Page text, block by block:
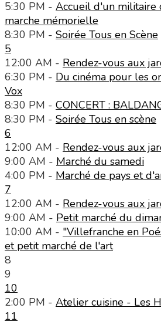
5:30 PM - Accueil d'un militaire
marche mémorielle
8:30 PM - Soirée Tous en Scène
5
12:00 AM - Rendez-vous aux
6:30 PM - Du cinéma pour les
Vox
8:30 PM - CONCERT :
8:30 PM - Soirée Tous en scène
6
12:00 AM - Rendez-vous aux
9:00 AM - Marché du samedi
4:00 PM - Marché de pays et
7
12:00 AM - Rendez-vous aux
9:00 AM - Petit marché du
10:00 AM - "Villefranche en
et petit marché de l'art
8
9
10
2:00 PM - Atelier cuisine - Les
11